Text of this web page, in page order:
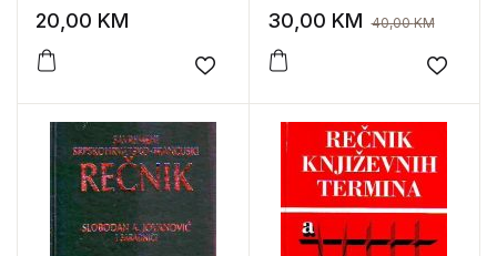
Latinska gramatika
20,00 KM
Add to wishlist
Vocabolario italiano
30,00 KM 40,00KM
Add